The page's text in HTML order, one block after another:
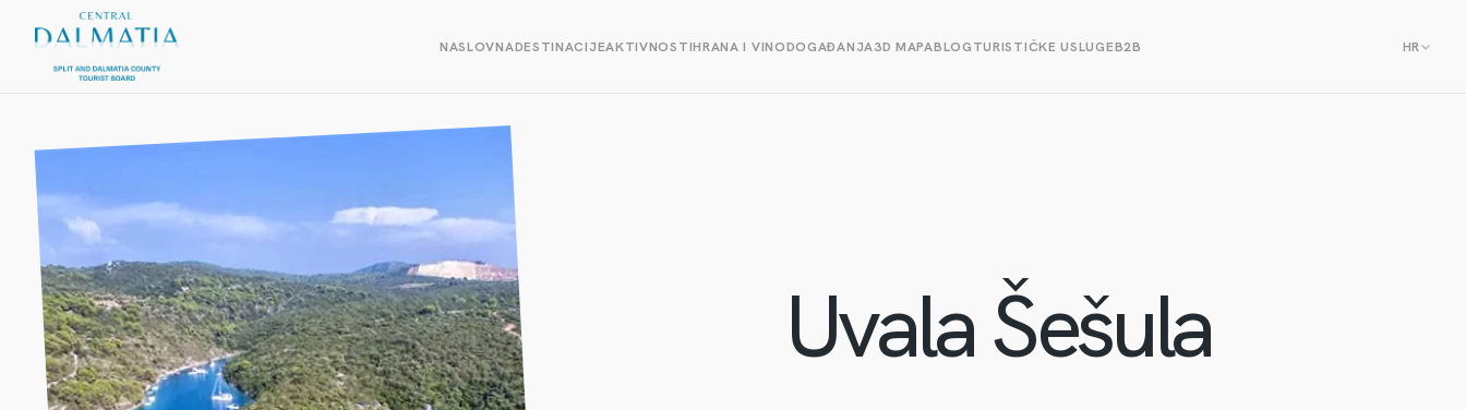
NASLOVNADESTINACIJEAKTIVNOSTIHRANA I VINODOGAĐANJA3D MAPABLOGTURISTIČKE USLUGEB2B HR
Uvala Šešula